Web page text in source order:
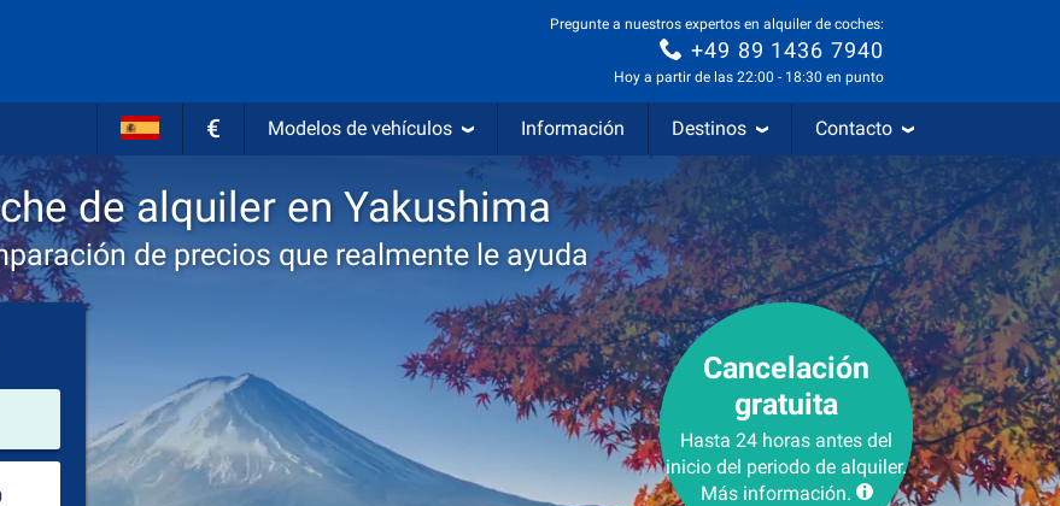
Pregunte a nuestros expertos en alquiler de coches:
+49 89 1436 7940
Hoy a partir de las 22:00 - 18:30 en punto
€ Modelos de vehículos Información Destinos Contacto
de alquiler en Yakushima
de precios que realmente le ayuda
lugar de alquiler
Lugar de devolución
Cancelación
gratuita
Hasta 24 horas antes del
inicio del periodo de alquiler.
Más información.